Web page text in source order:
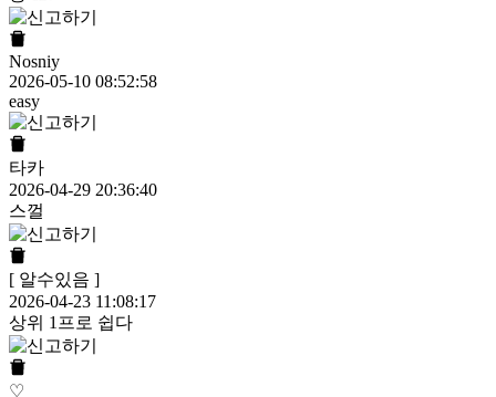
Nosniy
2026-05-10 08:52:58
easy
타카
2026-04-29 20:36:40
스껄
[ 알수있음 ]
2026-04-23 11:08:17
상위 1프로 쉽다
♡